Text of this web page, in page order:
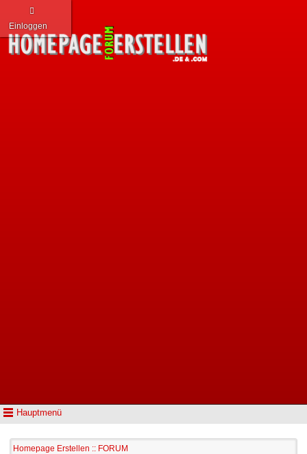
Hauptmenü
Einloggen
Homepage Erstellen :: FORUM